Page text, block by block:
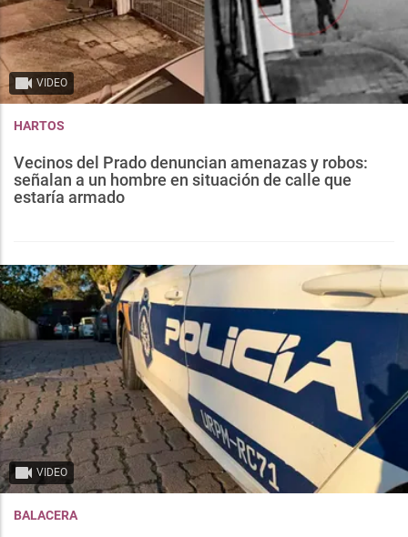
VIDEO
HARTOS
Vecinos del Prado denuncian amenazas y robos:
señalan a un hombre en situación de calle que
estaría armado
VIDEO
BALACERA